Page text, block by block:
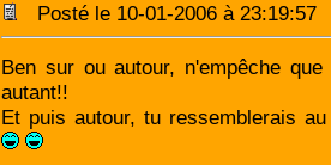
Posté le 10-01-2006 à
Ben sur ou autour, n'empêche
autant!!
Et puis autour, tu ressemblerais